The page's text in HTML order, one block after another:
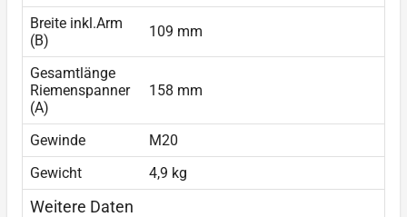
Breite inkl.Arm
(B)
109 mm
Gesamtlänge
Riemenspanner
(A)
158 mm
Gewinde
M20
Gewicht
4,9 kg
Weitere Daten